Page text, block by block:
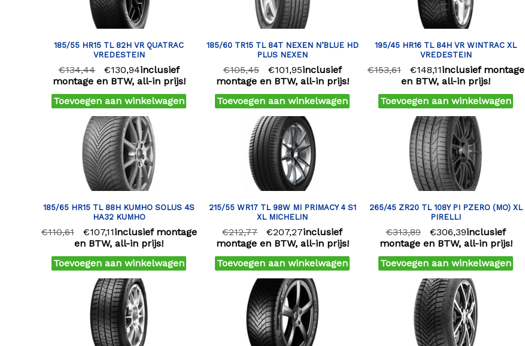
185/55 HR15 TL 82H VR QUATRAC
VREDESTEIN
€134,44 €130,94inclusief
montage en BTW, all-in prijs!
Toevoegen aan winkelwagen
185/60 TR15 TL 84T NEXEN N’BLUE HD
PLUS NEXEN
€105,45 €101,95inclusief
montage en BTW, all-in prijs!
Toevoegen aan winkelwagen
195/45 HR16 TL 84H VR WINTRAC XL
VREDESTEIN
€153,61 €148,11inclusief montage
en BTW, all-in prijs!
Toevoegen aan winkelwagen
185/65 HR15 TL 88H KUMHO SOLUS 4S
HA32 KUMHO
€110,61 €107,11inclusief montage
en BTW, all-in prijs!
Toevoegen aan winkelwagen
215/55 WR17 TL 98W MI PRIMACY 4 S1
XL MICHELIN
€212,77 €207,27inclusief
montage en BTW, all-in prijs!
Toevoegen aan winkelwagen
265/45 ZR20 TL 108Y PI PZERO (MO) XL
PIRELLI
€313,89 €306,39inclusief
montage en BTW, all-in prijs!
Toevoegen aan winkelwagen